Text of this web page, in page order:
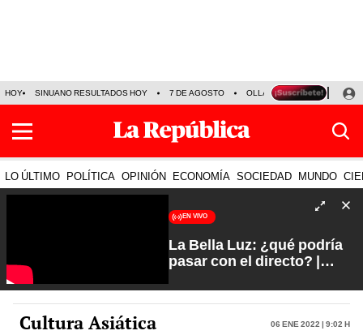
HOY SINUANO RESULTADOS HOY 7 DE AGOSTO OLLANTA HUMALA
LO ÚLTIMO POLÍTICA OPINIÓN ECONOMÍA SOCIEDAD MUNDO
EN VIVO
La Bella Luz: ¿qué podría
pasar con el directo? |
Camacho
Cultura Asiática 06 Ene 2022 | 9:02 h